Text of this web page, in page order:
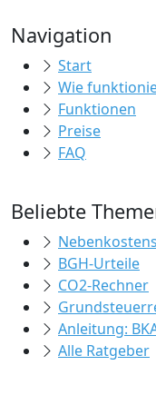
Navigation
Start
Wie
Funktionen
Preise
FAQ
Beliebte
BGH-Urteile
CO2-Rechner
Anleitung:
Alle Ratgeber